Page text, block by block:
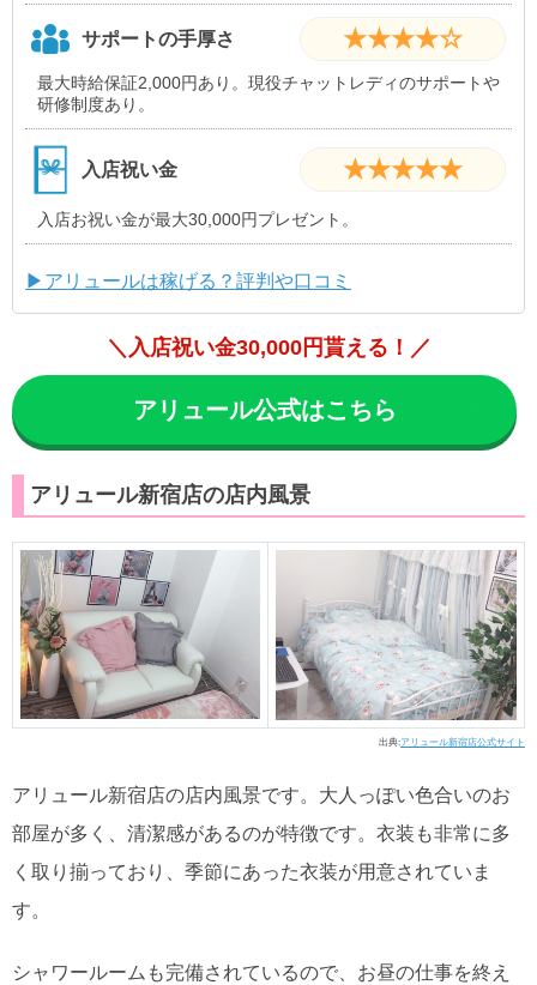
サポートの手厚さ ★★★★☆
最大時給保証2,000円あり。現役チャットレディのサポートや
研修制度あり。
入店祝い金 ★★★★★
入店お祝い金が最大30,000円プレゼント。
▶アリュールは稼げる？評判や口コミ
＼入店祝い金30,000円貰える！／
アリュール公式はこちら
アリュール新宿店の店内風景
出典:アリュール新宿店公式サイト
アリュール新宿店の店内風景です。大人っぽい色合いのお
部屋が多く、清潔感があるのが特徴です。衣装も非常に多
く取り揃っており、季節にあった衣装が用意されていま
す。
シャワールームも完備されているので、お昼の仕事を終え